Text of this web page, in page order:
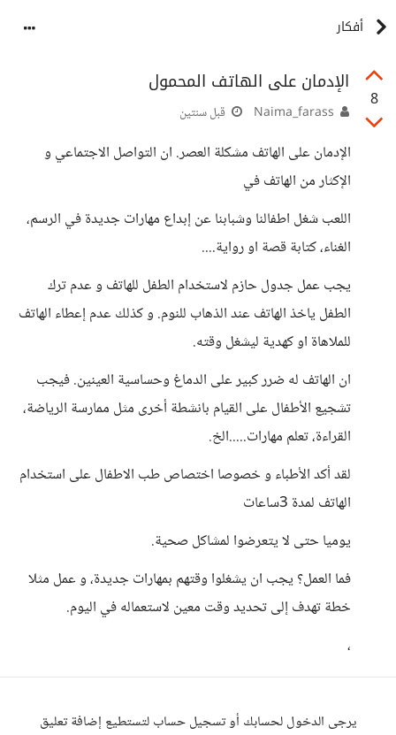
أفكار
8
الإدمان على الهاتف المحمول
قبل سنتين
الإدمان على الهاتف مشكلة العصر. ان التواصل الاجتماعي و
الإكثار من الهاتف في
اللعب شغل اطفالنا وشبابنا عن إبداع مهارات جديدة في الرسم،
الغناء، كتابة قصة او رواية....
يجب عمل جدول حازم لاستخدام الطفل للهاتف و عدم ترك
الطفل ياخذ الهاتف عند الذهاب للنوم. و كذلك عدم إعطاء الهاتف
للملاهاة او كهدية ليشغل وقته.
ان الهاتف له ضرر كبير على الدماغ وحساسية العينين. فيجب
تشجيع الأطفال على القيام بانشطة أخرى مثل ممارسة الرياضة،
القراءة، تعلم مهارات.....الخ.
لقد أكد الأطباء و خصوصا اختصاص طب الاطفال على استخدام
الهاتف لمدة 3ساعات
يوميا حتى لا يتعرضوا لمشاكل صحية.
فما العمل؟ يجب ان يشغلوا وقتهم بمهارات جديدة، و عمل مثلا
خطة تهدف إلى تحديد وقت معين لاستعماله في اليوم.
،
يرجى الدخول لحسابك أو تسجيل حساب لتستطيع إضافة تعليق